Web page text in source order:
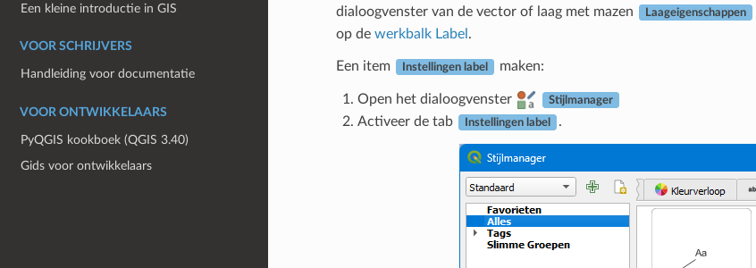
Een kleine introductie in GIS
VOOR SCHRIJVERS
Handleiding voor documentatie
VOOR ONTWIKKELAARS
PyQGIS kookboek (QGIS 3.40)
Gids voor ontwikkelaars
dialoogvenster van de vector of laag met mazen
Laageigenschappen
op de werkbalk Label .
Een item Instellingen label maken:
Open het dialoogvenster Stijlmanager
Activeer de tab Instellingen label .